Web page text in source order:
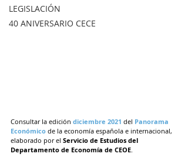
LEGISLACIÓN
40 ANIVERSARIO CECE
Consultar la edición diciembre 2021 del Panorama
Económico de la economía española e internacional,
elaborado por el Servicio de Estudios del
Departamento de Economía de CEOE.